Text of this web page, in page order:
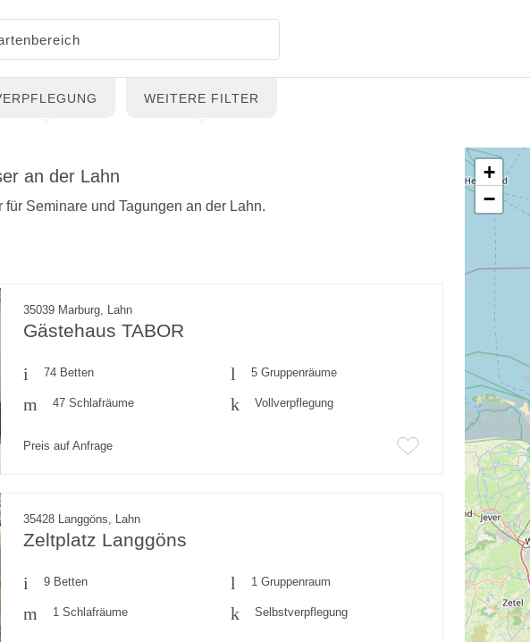
WEITERE FILTER
an der Lahn
Seminare und Tagungen an der Lahn.
35039 Marburg, Lahn
Gästehaus TABOR
74 Betten 5 Gruppenräume
47 Schlafräume Vollverpflegung
Preis auf Anfrage
35428 Langgöns, Lahn
Zeltplatz Langgöns
9 Betten 1 Gruppenraum
1 Schlafräume Selbstverpflegung
+
−